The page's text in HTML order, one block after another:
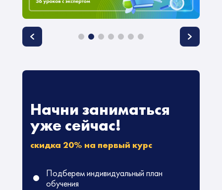
Начни заниматься
уже сейчас!
скидка 20% на первый курс
Подберем индивидуальный план
обучения